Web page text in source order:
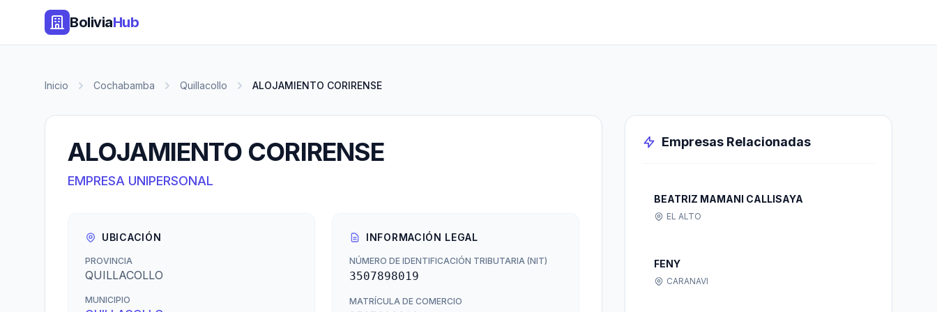
BoliviaHub
Inicio Cochabamba Quillacollo ALOJAMIENTO CORIRENSE
ALOJAMIENTO CORIRENSE
EMPRESA UNIPERSONAL
UBICACIÓN
PROVINCIA
QUILLACOLLO
MUNICIPIO
INFORMACIÓN LEGAL
NÚMERO DE IDENTIFICACIÓN TRIBUTARIA (NIT)
3507898019
MATRÍCULA DE COMERCIO
Empresas Relacionadas
BEATRIZ MAMANI CALLISAYA
EL ALTO
FENY
CARANAVI